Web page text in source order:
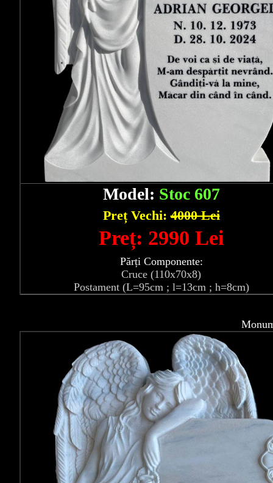
Model: Stoc 607
Preț Vechi:4000 Lei
Preț: 2990 Lei
Părți Componente:
Cruce (110x70x8)
Postament (L=95cm ; l=13cm ; h=8cm)